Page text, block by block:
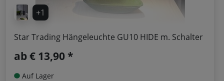
+1
Star Trading Hängeleuchte GU10 HIDE m. Schalter
ab€ 13,90 *
Auf Lager